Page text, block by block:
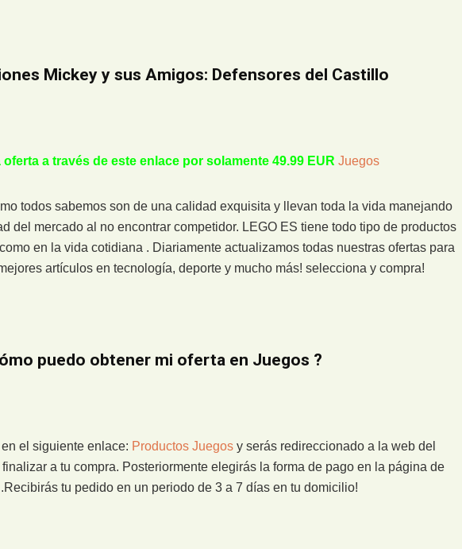
Mickey y sus Amigos: Defensores del Castillo
a través de este enlace por solamente 49.99 EUR Juegos
todos sabemos son de una calidad exquisita y llevan toda la vida manejando
del mercado al no encontrar competidor. LEGO ES tiene todo tipo de productos
en la vida cotidiana . Diariamente actualizamos todas nuestras ofertas para
artículos en tecnología, deporte y mucho más! selecciona y compra!
puedo obtener mi oferta en Juegos ?
el siguiente enlace: Productos Juegos y serás redireccionado a la web del
a tu compra. Posteriormente elegirás la forma de pago en la página de
tu pedido en un periodo de 3 a 7 días en tu domicilio!